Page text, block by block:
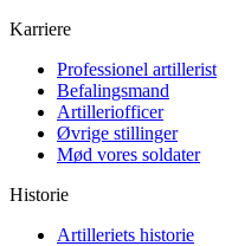
Karriere
Professionel artillerist
Befalingsmand
Artilleriofficer
Øvrige stillinger
Mød vores soldater
Historie
Artilleriets historie